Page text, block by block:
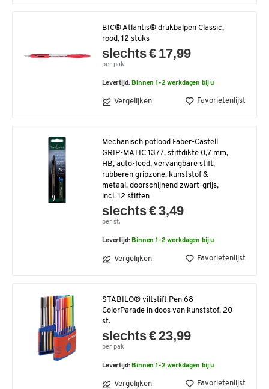
BIC® Atlantis® drukbalpen Classic,
rood, 12 stuks
slechts € 17,99
per pak
Levertijd: Binnen 1-2 werkdagen bij u
Vergelijken Favorietenlijst
Mechanisch potlood Faber-Castell
GRIP-MATIC 1377, stiftdikte 0,7 mm,
HB, auto-feed, vervangbare stift,
rubberen gripzone, kunststof &
metaal, doorschijnend zwart-grijs,
incl. 12 stiften
slechts € 3,49
per st.
Levertijd: Binnen 1-2 werkdagen bij u
Vergelijken Favorietenlijst
STABILO® viltstift Pen 68
ColorParade in doos van kunststof, 20
st.
slechts € 23,99
per pak
Levertijd: Binnen 1-2 werkdagen bij u
Vergelijken Favorietenlijst